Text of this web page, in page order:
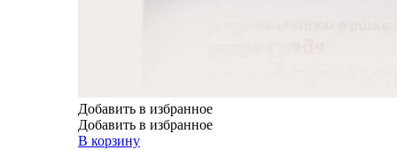
Добавить в избранное
Добавить в избранное
В корзину